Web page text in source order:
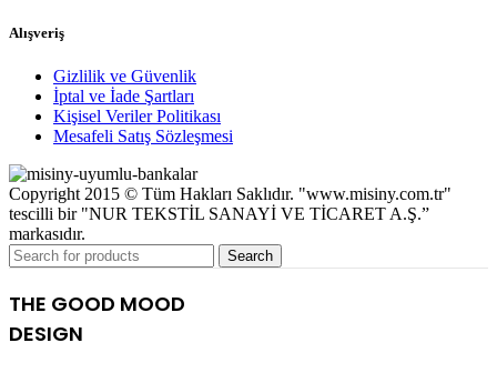
Alışveriş
Gizlilik ve Güvenlik
İptal ve İade Şartları
Kişisel Veriler Politikası
Mesafeli Satış Sözleşmesi
Copyright 2015 © Tüm Hakları Saklıdır. "www.misiny.com.tr"
tescilli bir "NUR TEKSTİL SANAYİ VE TİCARET A.Ş.”
markasıdır.
Search
THE GOOD MOOD
DESIGN